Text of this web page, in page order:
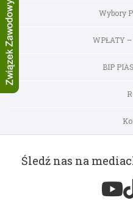
Wybory
WPŁATY
BIP
Śledź nas na